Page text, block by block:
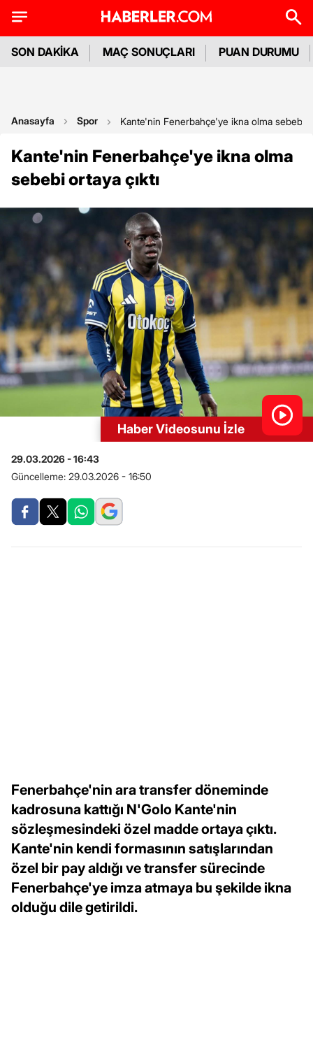
SON DAKİKA MAÇ SONUÇLARI PUAN DURUMU
Anasayfa Spor Kante'nin Fenerbahçe'ye ikna olma sebebi
Kante'nin Fenerbahçe'ye ikna olma
sebebi ortaya çıktı
Haber Videosunu İzle
29.03.2026 - 16:43
Güncelleme: 29.03.2026 - 16:50
Fenerbahçe'nin ara transfer döneminde
kadrosuna kattığı N'Golo Kante'nin
sözleşmesindeki özel madde ortaya çıktı.
Kante'nin kendi formasının satışlarından
özel bir pay aldığı ve transfer sürecinde
Fenerbahçe'ye imza atmaya bu şekilde ikna
olduğu dile getirildi.